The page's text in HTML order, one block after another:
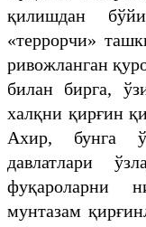
қилишдан
«террорчи»
ривожланган
билан бирга,
халқни қирғин
Ахир, бунга
давлатлари
фуқароларни
мунтазам